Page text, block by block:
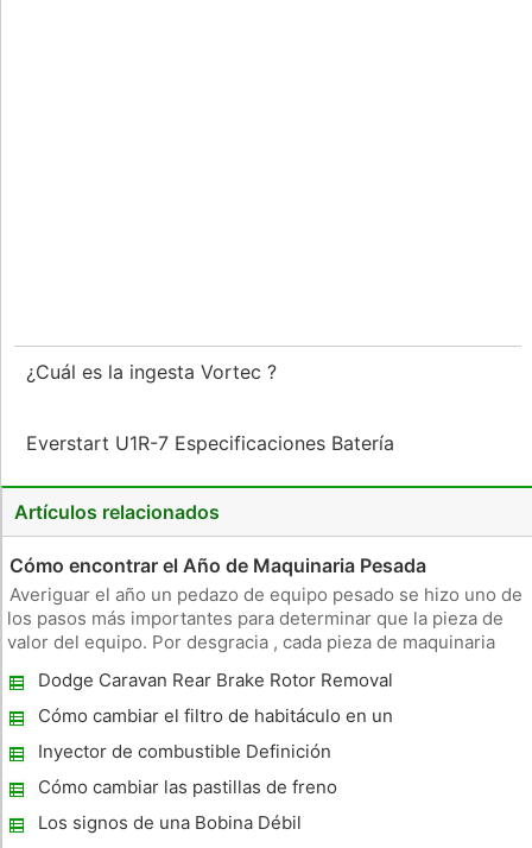
¿Cuál es la ingesta Vortec ?
Everstart U1R-7 Especificaciones Batería
Artículos relacionados
Cómo encontrar el Año de Maquinaria Pesada
Averiguar el año un pedazo de equipo pesado se hizo uno de
los pasos más importantes para determinar que la pieza de
valor del equipo. Por desgracia , cada pieza de maquinaria
que significa que usted tendrá que hacer un poco de
investiga
Dodge Caravan Rear Brake Rotor Removal
Cómo cambiar el filtro de habitáculo en un
BMW 540i
Inyector de combustible Definición
Cómo cambiar las pastillas de freno
traseras en un MPV 2004
Los signos de una Bobina Débil